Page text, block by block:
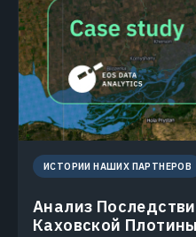
ИСТОРИИ НАШИХ ПАРТНЕРОВ
Анализ
Каховской